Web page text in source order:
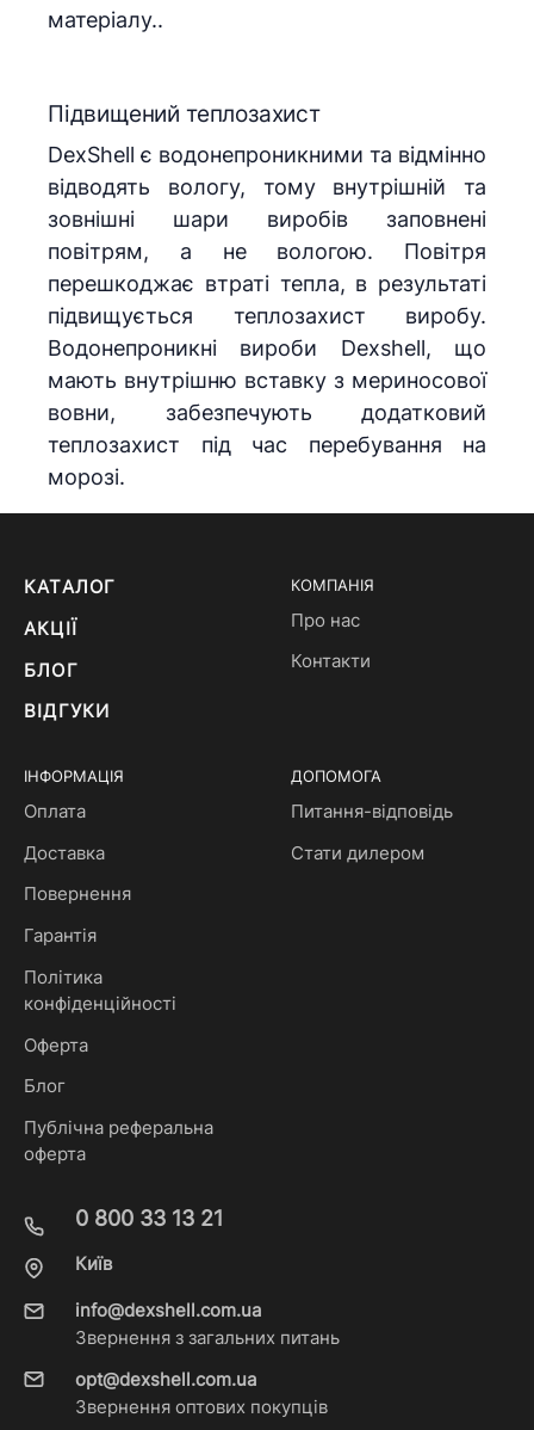
матеріалу..
Підвищений теплозахист
DexShell є водонепроникними та відмінно
відводять вологу, тому внутрішній та
зовнішні шари виробів заповнені
повітрям, а не вологою. Повітря
перешкоджає втраті тепла, в результаті
підвищується теплозахист виробу.
Водонепроникні вироби Dexshell, що
мають внутрішню вставку з мериносової
вовни, забезпечують додатковий
теплозахист під час перебування на
морозі.
КАТАЛОГ
АКЦІЇ
БЛОГ
ВІДГУКИ
КОМПАНІЯ
Про нас
Контакти
ІНФОРМАЦІЯ
Оплата
Доставка
Повернення
Гарантія
Політика
конфіденційності
Оферта
Блог
Публічна реферальна
оферта
ДОПОМОГА
Питання-відповідь
Стати дилером
0 800 33 13 21
Київ
info@dexshell.com.ua
Звернення з загальних питань
opt@dexshell.com.ua
Звернення оптових покупців